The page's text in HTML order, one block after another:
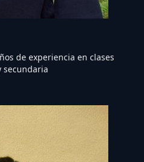
de experiencia en clases
secundaria